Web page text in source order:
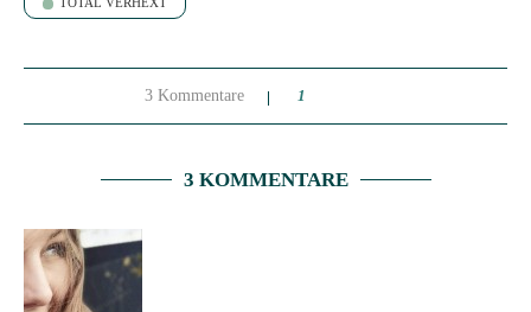
3 Kommentare 1
3 KOMMENTARE